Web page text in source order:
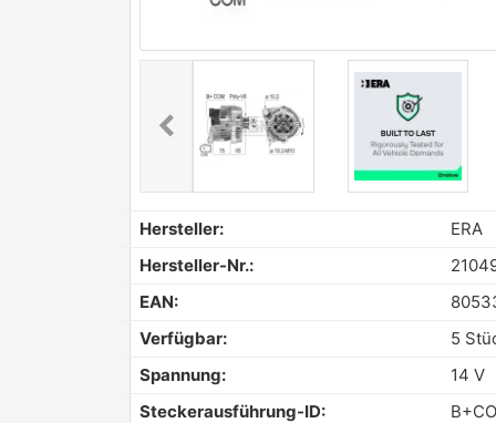
chevron_leftPrevious
Hersteller: ERA
Hersteller-Nr.:
EAN:
Verfügbar:
5
Spannung:
14 V
Steckerausführung-ID: